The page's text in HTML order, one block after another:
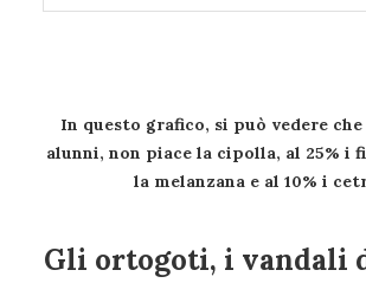
In questo grafico, si può vedere
alunni, non piace la cipolla, al 25% i
la melanzana e al 10% i
Gli ortogoti, i vandali